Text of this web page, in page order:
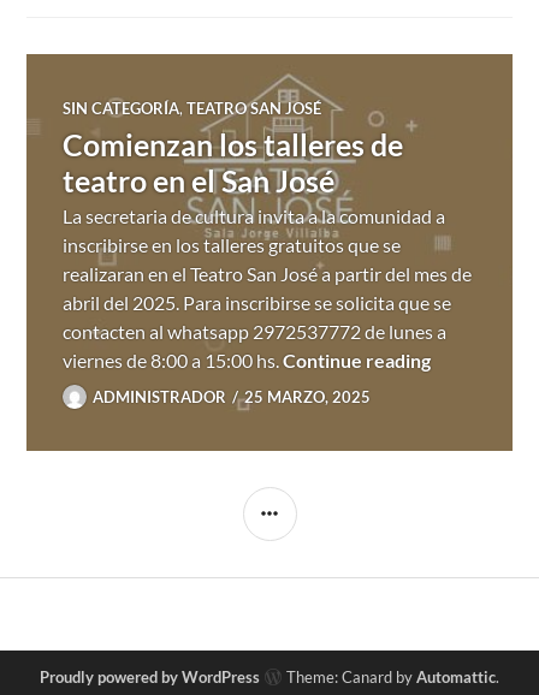
SIN CATEGORÍA,TEATRO SAN JOSÉ
Comienzan los talleres de
teatro en el San José
La secretaria de cultura invita a la comunidad a
inscribirse en los talleres gratuitos que se
realizaran en el Teatro San José a partir del mes de
abril del 2025. Para inscribirse se solicita que se
contacten al whatsapp 2972537772 de lunes a
viernes de 8:00 a 15:00 hs.Continue readingComienzan
ADMINISTRADOR 25 MARZO, 2025
SIDEBAR
Proudly powered by WordPress Theme: Canard byAutomattic.